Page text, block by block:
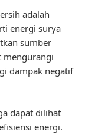
adalah
energi surya
sumber
mengurangi
dampak negatif
dapat dilihat
energi.